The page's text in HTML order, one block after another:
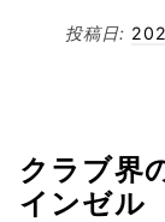
投稿日:
クラブ界
インゼル